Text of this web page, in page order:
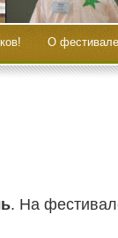
О
. На